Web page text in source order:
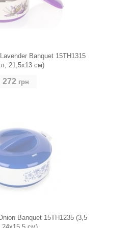
Banquet 15TH1315
21,5х13 см)
272 грн
Banquet 15TH1235 (3,5